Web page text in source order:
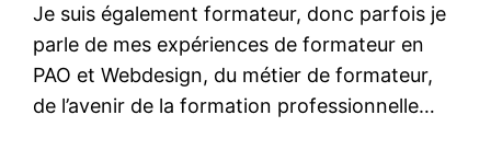
Je suis également formateur, donc parfois je
parle de mes expériences de formateur en
PAO et Webdesign, du métier de formateur,
de l’avenir de la formation professionnelle…